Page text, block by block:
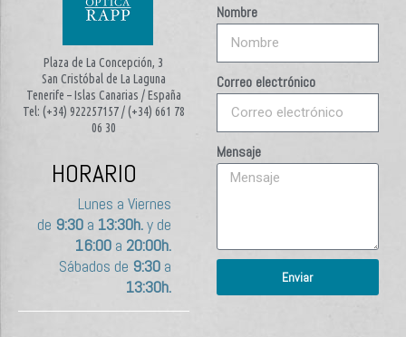
Plaza de La Concepción, 3
San Cristóbal de La Laguna
Tenerife – Islas Canarias / España
Tel: (+34) 922257157 / (+34) 661 78
06 30
HORARIO
Lunes a Viernes
de 9:30a 13:30h.y de
16:00a 20:00h.
Sábados de 9:30a
13:30h.
Nombre
Correo electrónico
Mensaje
Enviar